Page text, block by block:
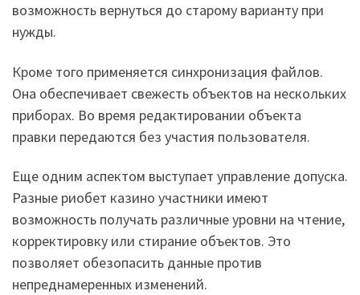
возможность вернуться до старому варианту при
нужды.
Кроме того применяется синхронизация файлов.
Она обеспечивает свежесть объектов на нескольких
приборах. Во время редактировании объекта
правки передаются без участия пользователя.
Еще одним аспектом выступает управление допуска.
Разные риобет казино участники имеют
возможность получать различные уровни на чтение,
корректировку или стирание объектов. Это
позволяет обезопасить данные против
непреднамеренных изменений.